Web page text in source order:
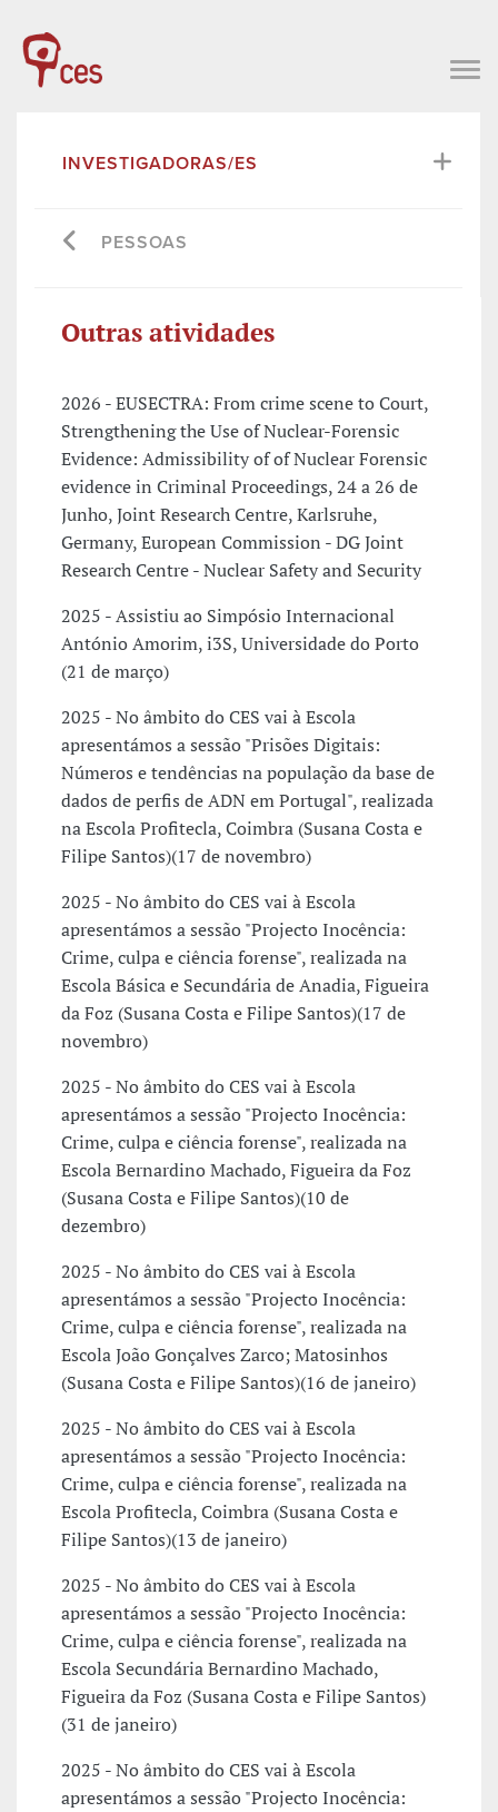
INVESTIGADORAS/ES
PESSOAS
Outras atividades
2026 - EUSECTRA: From crime scene to Court,
Strengthening the Use of Nuclear-Forensic
Evidence: Admissibility of of Nuclear Forensic
evidence in Criminal Proceedings, 24 a 26 de
Junho, Joint Research Centre, Karlsruhe,
Germany, European Commission - DG Joint
Research Centre - Nuclear Safety and Security
2025 - Assistiu ao Simpósio Internacional
António Amorim, i3S, Universidade do Porto
(21 de março)
2025 - No âmbito do CES vai à Escola
apresentámos a sessão "Prisões Digitais:
Números e tendências na população da base de
dados de perfis de ADN em Portugal", realizada
na Escola Profitecla, Coimbra (Susana Costa e
Filipe Santos)(17 de novembro)
2025 - No âmbito do CES vai à Escola
apresentámos a sessão "Projecto Inocência:
Crime, culpa e ciência forense", realizada na
Escola Básica e Secundária de Anadia, Figueira
da Foz (Susana Costa e Filipe Santos)(17 de
novembro)
2025 - No âmbito do CES vai à Escola
apresentámos a sessão "Projecto Inocência:
Crime, culpa e ciência forense", realizada na
Escola Bernardino Machado, Figueira da Foz
(Susana Costa e Filipe Santos)(10 de
dezembro)
2025 - No âmbito do CES vai à Escola
apresentámos a sessão "Projecto Inocência:
Crime, culpa e ciência forense", realizada na
Escola João Gonçalves Zarco; Matosinhos
(Susana Costa e Filipe Santos)(16 de janeiro)
2025 - No âmbito do CES vai à Escola
apresentámos a sessão "Projecto Inocência:
Crime, culpa e ciência forense", realizada na
Escola Profitecla, Coimbra (Susana Costa e
Filipe Santos)(13 de janeiro)
2025 - No âmbito do CES vai à Escola
apresentámos a sessão "Projecto Inocência:
Crime, culpa e ciência forense", realizada na
Escola Secundária Bernardino Machado,
Figueira da Foz (Susana Costa e Filipe Santos)
(31 de janeiro)
2025 - No âmbito do CES vai à Escola
apresentámos a sessão "Projecto Inocência: